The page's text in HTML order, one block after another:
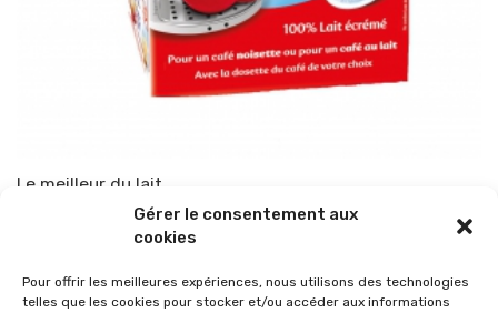
Gérer le consentement aux
cookies
Pour offrir les meilleures expériences, nous utilisons des technologies
telles que les cookies pour stocker et/ou accéder aux informations
Le meilleur du lait
TOP-PARENTS 12 août 2013